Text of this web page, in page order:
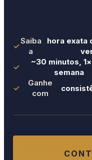
✓
Saiba
a
hora exata
✓
~30 minutos,
semana
✓
Ganhe
com